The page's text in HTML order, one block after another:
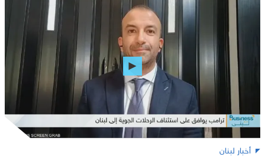
أخبار لبنان